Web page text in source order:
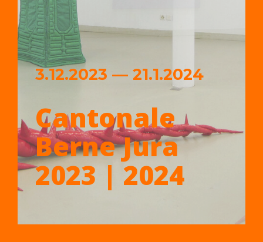
3.12.2023 — 21.1.2024
Cantonale
Berne Jura
2023 | 2024